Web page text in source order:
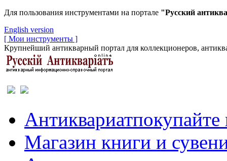
Для пользования инструментами на портале "Русский
English version
[ Мои инструменты ]
Крупнейший антикварный портал для коллекционеров,
Антиквариатпокупайте
Магазин книги и